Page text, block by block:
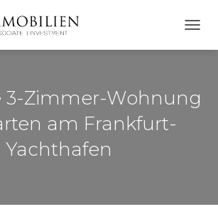
A
A
3-Zimmer-Wohnung
am Frankfurt-
Yachthafen